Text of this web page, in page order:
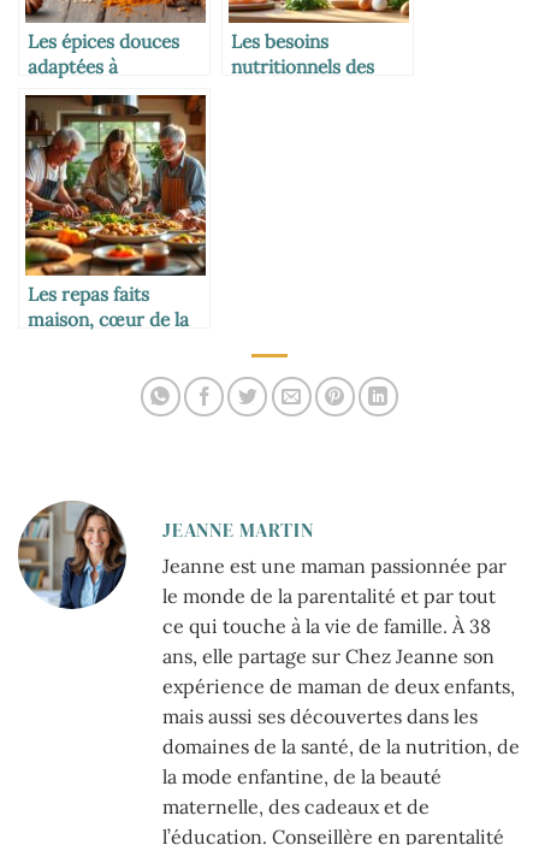
Les épices douces
adaptées à
l’alimentation des
enfants
Les besoins
nutritionnels des
Les repas faits
maison, cœur de la
JEANNE MARTIN
Jeanne est une maman passionnée par
le monde de la parentalité et par tout
ce qui touche à la vie de famille. À 38
ans, elle partage sur Chez Jeanne son
expérience de maman de deux enfants,
mais aussi ses découvertes dans les
domaines de la santé, de la nutrition, de
la mode enfantine, de la beauté
maternelle, des cadeaux et de
l’éducation. Conseillère en parentalité